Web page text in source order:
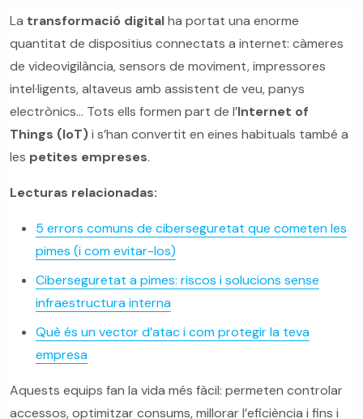
La transformació digitalha portat una enorme
quantitat de dispositius connectats a internet: càmeres
de videovigilància, sensors de moviment, impressores
intel·ligents, altaveus amb assistent de veu, panys
electrònics… Tots ells formen part de l’Internet of
Things (IoT)i s’han convertit en eines habituals també a
les petites empreses.
Lecturas relacionadas:
5 errors comuns de ciberseguretat que cometen les
pimes (i com evitar-los)
Ciberseguretat a pimes: riscos i solucions sense
infraestructura interna
Què és un vector d’atac i com protegir la teva
empresa
Aquests equips fan la vida més fàcil: permeten controlar
accessos, optimitzar consums, millorar l’eficiència i fins i